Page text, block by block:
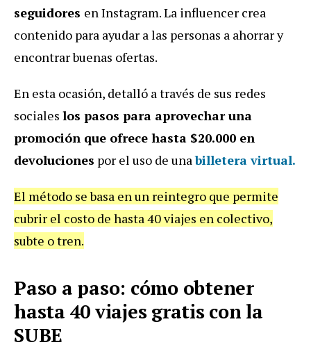
seguidores en Instagram. La influencer crea
contenido para ayudar a las personas a ahorrar y
encontrar buenas ofertas.
En esta ocasión, detalló a través de sus redes
sociales los pasos para aprovechar una
promoción que ofrece hasta $20.000 en
devoluciones por el uso de unabilletera virtual.
El método se basa en un reintegro que permite
cubrir el costo de hasta 40 viajes en colectivo,
subte o tren.
Paso a paso: cómo obtener
hasta 40 viajes gratis con la
SUBE